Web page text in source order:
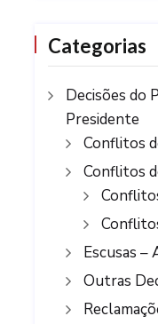
Categorias
Decisões do
Presidente
Conflitos
Conflitos
Escusas –
Outras